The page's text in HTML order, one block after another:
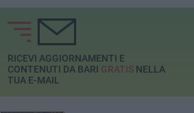
RICEVI AGGIORNAMENTI E
CONTENUTI DA BARI GRATISNELLA
TUA E-MAIL